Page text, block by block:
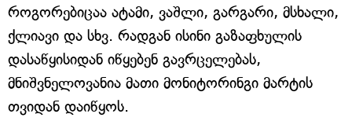
როგორებიცაა ატამი, ვაშლი, გარგარი, მსხალი,
ქლიავი და სხვ. რადგან ისინი გაზაფხულის
დასაწყისიდან იწყებენ გავრცელებას,
მნიშვნელოვანია მათი მონიტორინგი მარტის
თვიდან დაიწყოს.